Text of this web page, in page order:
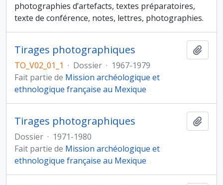
photographies d’artefacts, textes préparatoires,
texte de conférence, notes, lettres, photographies.
Tirages photographiques
TO_V02_01_1 · Dossier · 1967-1979
Fait partie de Mission archéologique et
ethnologique française au Mexique
Tirages photographiques
Dossier · 1971-1980
Fait partie de Mission archéologique et
ethnologique française au Mexique